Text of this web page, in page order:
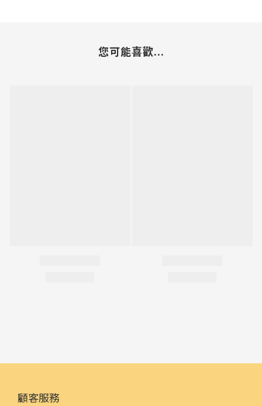
您可能喜歡...
顧客服務